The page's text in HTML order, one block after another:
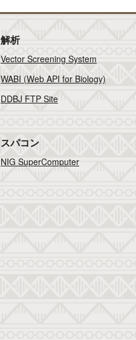
解析
Vector Screening System
WABI (Web API for Biology)
DDBJ FTP Site
スパコン
NIG SuperComputer